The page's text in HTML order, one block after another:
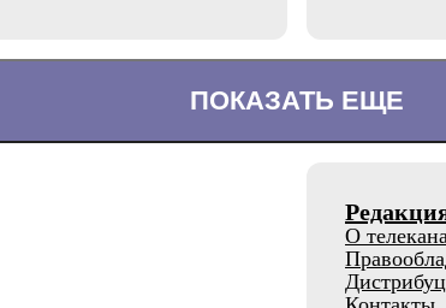
ПОКАЗАТЬ ЕЩЕ
О